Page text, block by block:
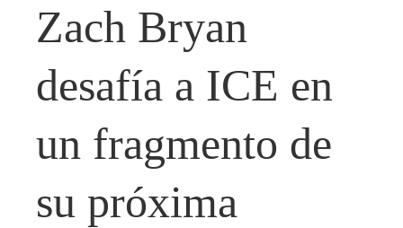
Zach Bryan
desafía a ICE en
un fragmento de
su próxima